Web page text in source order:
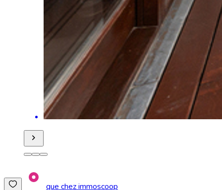
que chez immoscoop